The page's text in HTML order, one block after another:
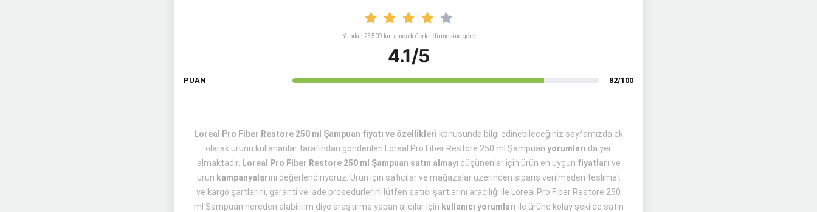
Yapılan 23509 kullanıcı değerlendirmesine göre
4.1/5
PUAN 82/100
Loreal Pro Fiber Restore 250 ml Şampuan fiyatı ve özellikleri konusunda bilgi edinebileceğiniz sayfamızda ek
olarak ürünü kullananlar tarafından gönderilen Loreal Pro Fiber Restore 250 ml Şampuan yorumları da yer
almaktadır. Loreal Pro Fiber Restore 250 ml Şampuan satın almayı düşünenler için ürün en uygun fiyatları ve
ürün kampanyalarını değerlendiriyoruz. Ürün için satıcılar ve mağazalar üzerinden sipariş verilmeden teslimat
ve kargo şartlarını, garanti ve iade prosedürlerini lütfen satıcı şartlarını aracılığı ile Loreal Pro Fiber Restore 250
ml Şampuan nereden alabilirim diye araştırma yapan alıcılar için kullanıcı yorumları ile ürüne kolay şekilde satın